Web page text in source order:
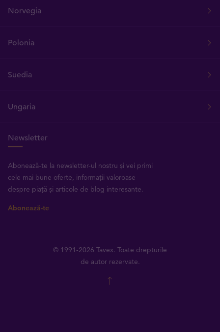
Norvegia
Polonia
Suedia
Ungaria
Newsletter
Abonează-te la newsletter-ul nostru și vei primi
cele mai bune oferte, informații valoroase
despre piață și articole de blog interesante.
Abonează-te
© 1991-2026 Tavex. Toate drepturile
de autor rezervate.